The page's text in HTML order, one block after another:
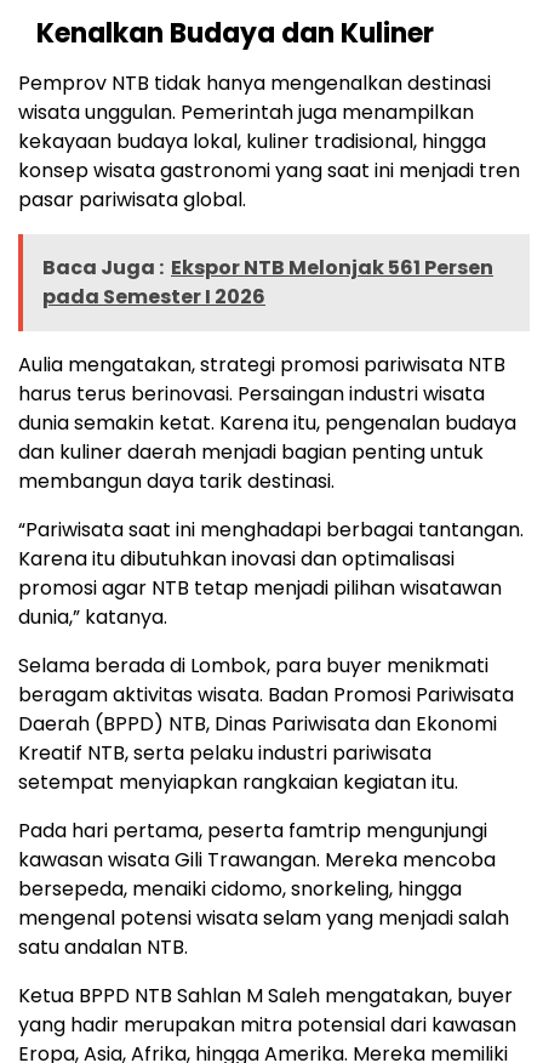
Kenalkan Budaya dan Kuliner
Pemprov NTB tidak hanya mengenalkan destinasi
wisata unggulan. Pemerintah juga menampilkan
kekayaan budaya lokal, kuliner tradisional, hingga
konsep wisata gastronomi yang saat ini menjadi tren
pasar pariwisata global.
Baca Juga : Ekspor NTB Melonjak 561 Persen
pada Semester I 2026
Aulia mengatakan, strategi promosi pariwisata NTB
harus terus berinovasi. Persaingan industri wisata
dunia semakin ketat. Karena itu, pengenalan budaya
dan kuliner daerah menjadi bagian penting untuk
membangun daya tarik destinasi.
“Pariwisata saat ini menghadapi berbagai tantangan.
Karena itu dibutuhkan inovasi dan optimalisasi
promosi agar NTB tetap menjadi pilihan wisatawan
dunia,” katanya.
Selama berada di Lombok, para buyer menikmati
beragam aktivitas wisata. Badan Promosi Pariwisata
Daerah (BPPD) NTB, Dinas Pariwisata dan Ekonomi
Kreatif NTB, serta pelaku industri pariwisata
setempat menyiapkan rangkaian kegiatan itu.
Pada hari pertama, peserta famtrip mengunjungi
kawasan wisata Gili Trawangan. Mereka mencoba
bersepeda, menaiki cidomo, snorkeling, hingga
mengenal potensi wisata selam yang menjadi salah
satu andalan NTB.
Ketua BPPD NTB Sahlan M Saleh mengatakan, buyer
yang hadir merupakan mitra potensial dari kawasan
Eropa, Asia, Afrika, hingga Amerika. Mereka memiliki